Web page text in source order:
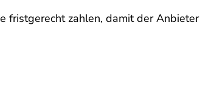
fristgerecht zahlen, damit der